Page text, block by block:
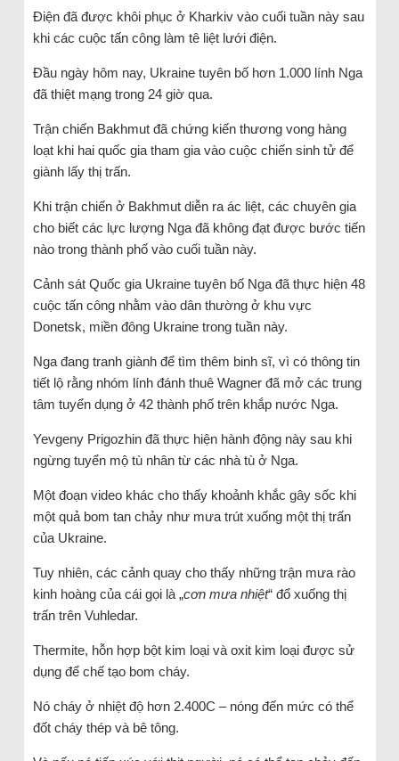
Điện đã được khôi phục ở Kharkiv vào cuối tuần này sau
khi các cuộc tấn công làm tê liệt lưới điện.
Đầu ngày hôm nay, Ukraine tuyên bố hơn 1.000 lính Nga
đã thiệt mạng trong 24 giờ qua.
Trận chiến Bakhmut đã chứng kiến thương vong hàng
loạt khi hai quốc gia tham gia vào cuộc chiến sinh tử để
giành lấy thị trấn.
Khi trận chiến ở Bakhmut diễn ra ác liệt, các chuyên gia
cho biết các lực lượng Nga đã không đạt được bước tiến
nào trong thành phố vào cuối tuần này.
Cảnh sát Quốc gia Ukraine tuyên bố Nga đã thực hiện 48
cuộc tấn công nhằm vào dân thường ở khu vực
Donetsk, miền đông Ukraine trong tuần này.
Nga đang tranh giành để tìm thêm binh sĩ, vì có thông tin
tiết lộ rằng nhóm lính đánh thuê Wagner đã mở các trung
tâm tuyển dụng ở 42 thành phố trên khắp nước Nga.
Yevgeny Prigozhin đã thực hiện hành động này sau khi
ngừng tuyển mộ tù nhân từ các nhà tù ở Nga.
Một đoạn video khác cho thấy khoảnh khắc gây sốc khi
một quả bom tan chảy như mưa trút xuống một thị trấn
của Ukraine.
Tuy nhiên, các cảnh quay cho thấy những trận mưa rào
kinh hoàng của cái gọi là „cơn mưa nhiệt“ đổ xuống thị
trấn trên Vuhledar.
Thermite, hỗn hợp bột kim loại và oxit kim loại được sử
dụng để chế tạo bom cháy.
Nó cháy ở nhiệt độ hơn 2.400C – nóng đến mức có thể
đốt cháy thép và bê tông.